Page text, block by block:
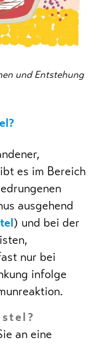
und Entstehung
es im Bereich
ausgehend
) und bei der
nur bei
infolge
an eine